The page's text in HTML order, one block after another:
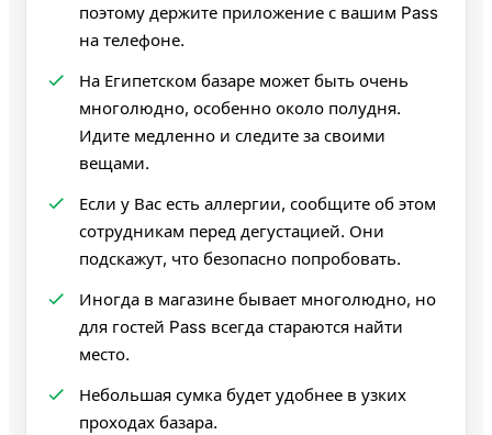
поэтому держите приложение с вашим Pass
на телефоне.
На Египетском базаре может быть очень
многолюдно, особенно около полудня.
Идите медленно и следите за своими
вещами.
Если у Вас есть аллергии, сообщите об этом
сотрудникам перед дегустацией. Они
подскажут, что безопасно попробовать.
Иногда в магазине бывает многолюдно, но
для гостей Pass всегда стараются найти
место.
Небольшая сумка будет удобнее в узких
проходах базара.